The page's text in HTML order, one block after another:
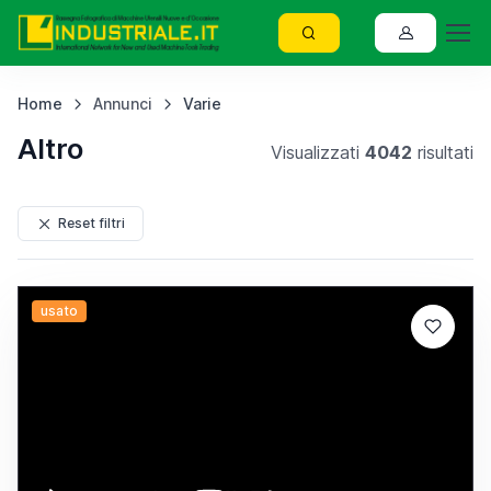
Home Annunci Varie
Altro Visualizzati 4042 risultati
Reset filtri
usato